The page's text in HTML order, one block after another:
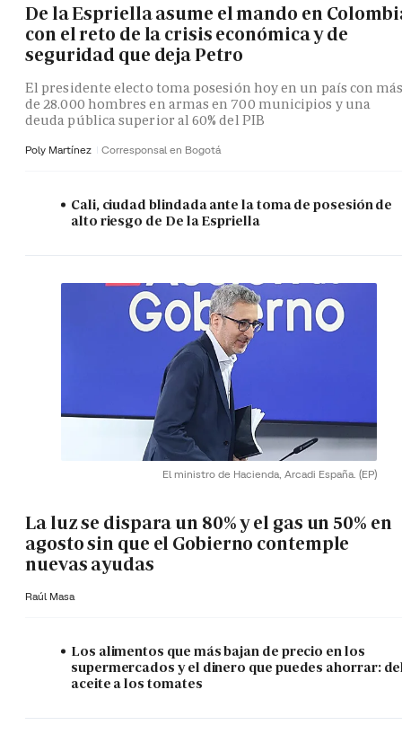
De la Espriella asume el mando en
con el reto de la crisis económica y de
seguridad que deja Petro
El presidente electo toma posesión hoy en un país con
de 28.000 hombres en armas en 700 municipios y una
deuda pública superior al 60% del PIB
Poly Martínez Corresponsal en Bogotá
Cali, ciudad blindada ante la toma de posesión de
alto riesgo de De la Espriella
El ministro de Hacienda, Arcadi España. (EP)
La luz se dispara un 80% y el gas un 50% en
agosto sin que el Gobierno contemple
nuevas ayudas
Raúl Masa
Los alimentos que más bajan de precio en los
supermercados y el dinero que puedes ahorrar:
aceite a los tomates